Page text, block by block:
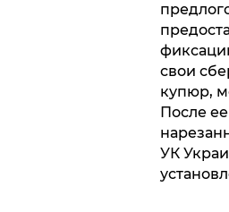
свои
купюр,
После
УК